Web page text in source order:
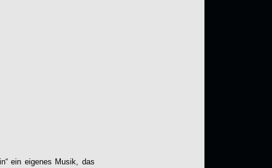
ein eigenes Musik, das